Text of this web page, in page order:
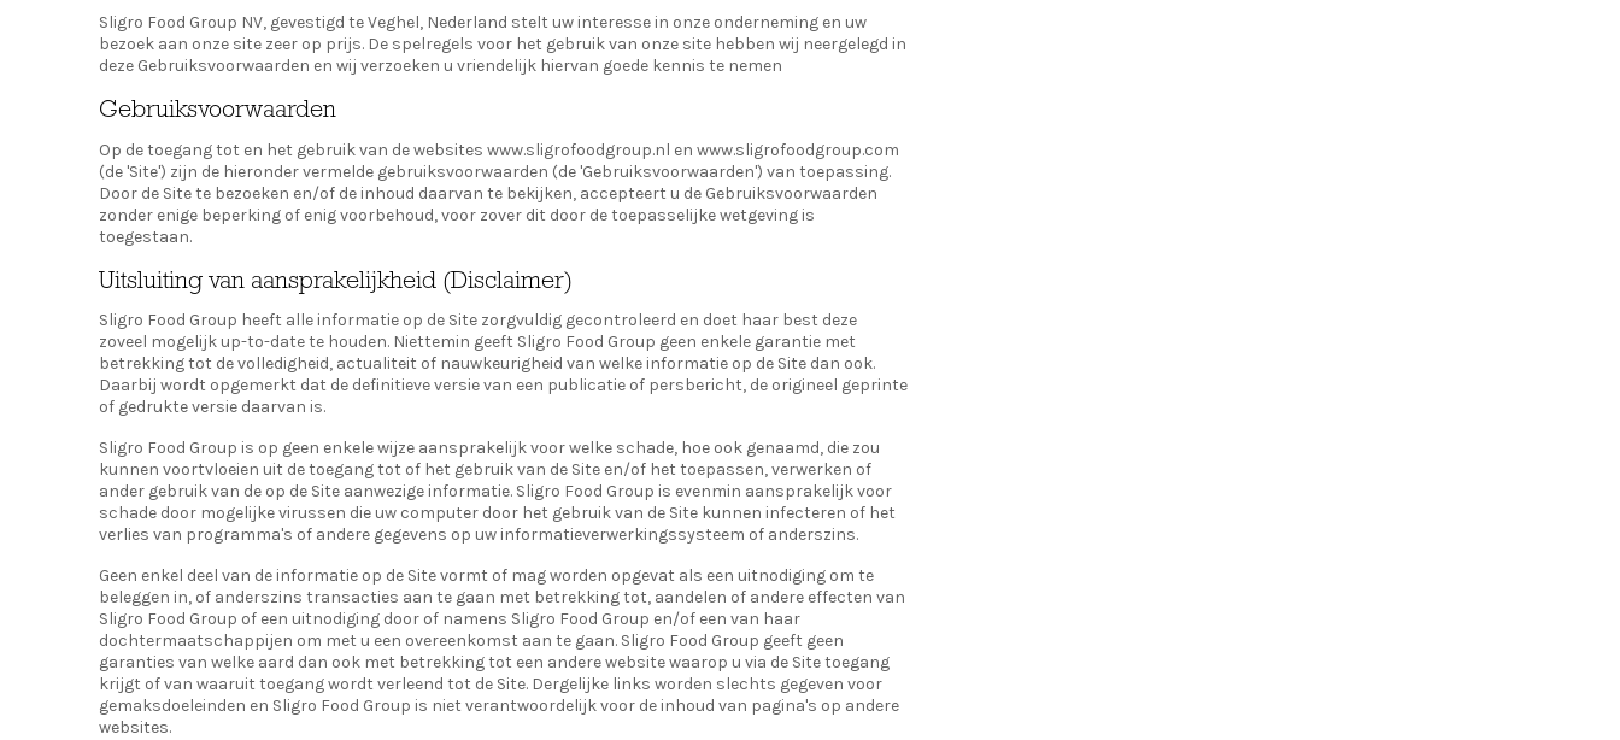
Sligro Food Group NV, gevestigd te Veghel, Nederland stelt uw interesse in onze onderneming en uw
bezoek aan onze site zeer op prijs. De spelregels voor het gebruik van onze site hebben wij neergelegd in
deze Gebruiksvoorwaarden en wij verzoeken u vriendelijk hiervan goede kennis te nemen
Gebruiksvoorwaarden
Op de toegang tot en het gebruik van de websites www.sligrofoodgroup.nl en www.sligrofoodgroup.com
(de 'Site') zijn de hieronder vermelde gebruiksvoorwaarden (de 'Gebruiksvoorwaarden') van toepassing.
Door de Site te bezoeken en/of de inhoud daarvan te bekijken, accepteert u de Gebruiksvoorwaarden
zonder enige beperking of enig voorbehoud, voor zover dit door de toepasselijke wetgeving is
toegestaan.
Uitsluiting van aansprakelijkheid (Disclaimer)
Sligro Food Group heeft alle informatie op de Site zorgvuldig gecontroleerd en doet haar best deze
zoveel mogelijk up-to-date te houden. Niettemin geeft Sligro Food Group geen enkele garantie met
betrekking tot de volledigheid, actualiteit of nauwkeurigheid van welke informatie op de Site dan ook.
Daarbij wordt opgemerkt dat de definitieve versie van een publicatie of persbericht, de origineel geprinte
of gedrukte versie daarvan is.
Sligro Food Group is op geen enkele wijze aansprakelijk voor welke schade, hoe ook genaamd, die zou
kunnen voortvloeien uit de toegang tot of het gebruik van de Site en/of het toepassen, verwerken of
ander gebruik van de op de Site aanwezige informatie. Sligro Food Group is evenmin aansprakelijk voor
schade door mogelijke virussen die uw computer door het gebruik van de Site kunnen infecteren of het
verlies van programma's of andere gegevens op uw informatieverwerkingssysteem of anderszins.
Geen enkel deel van de informatie op de Site vormt of mag worden opgevat als een uitnodiging om te
beleggen in, of anderszins transacties aan te gaan met betrekking tot, aandelen of andere effecten van
Sligro Food Group of een uitnodiging door of namens Sligro Food Group en/of een van haar
dochtermaatschappijen om met u een overeenkomst aan te gaan. Sligro Food Group geeft geen
garanties van welke aard dan ook met betrekking tot een andere website waarop u via de Site toegang
krijgt of van waaruit toegang wordt verleend tot de Site. Dergelijke links worden slechts gegeven voor
gemaksdoeleinden en Sligro Food Group is niet verantwoordelijk voor de inhoud van pagina's op andere
websites.